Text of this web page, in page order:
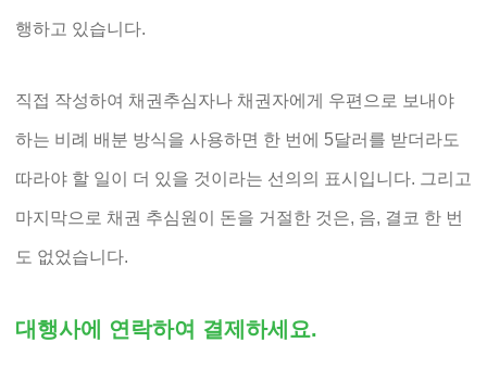
행하고 있습니다.
직접 작성하여 채권추심자나 채권자에게 우편으로 보내야
하는 비례 배분 방식을 사용하면 한 번에 5달러를 받더라도
따라야 할 일이 더 있을 것이라는 선의의 표시입니다. 그리고
마지막으로 채권 추심원이 돈을 거절한 것은, 음, 결코 한 번
도 없었습니다.
대행사에 연락하여 결제하세요.